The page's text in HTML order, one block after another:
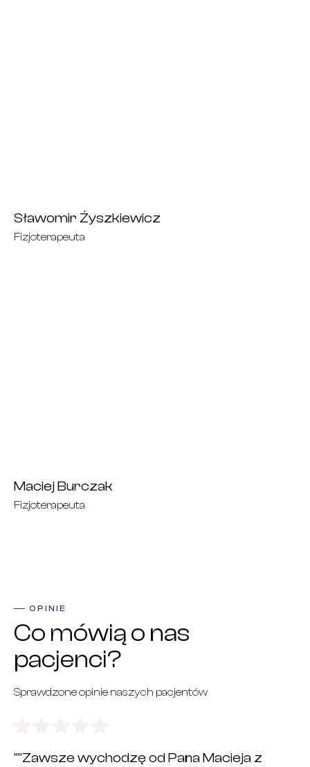
Sławomir Żyszkiewicz
Fizjoterapeuta
Maciej Burczak
Fizjoterapeuta
OPINIE
Co mówią o nas
pacjenci?
Sprawdzone opinie naszych pacjentów
""Zawsze wychodzę od Pana Macieja z